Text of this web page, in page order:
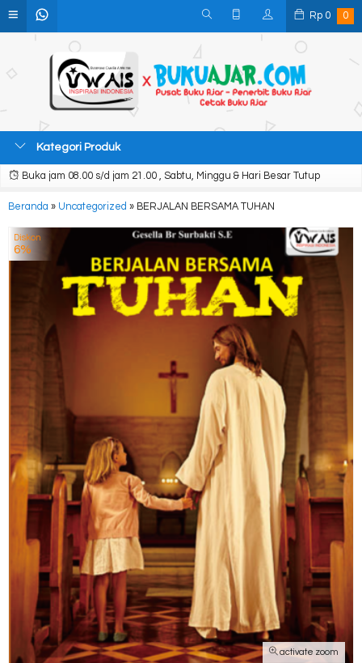
Rp 0 0
Kategori Produk
Buka jam 08.00 s/d jam 21.00 , Sabtu, Minggu & Hari Besar Tutup
Beranda » Uncategorized » BERJALAN BERSAMA TUHAN
activate zoom
Diskon
6%